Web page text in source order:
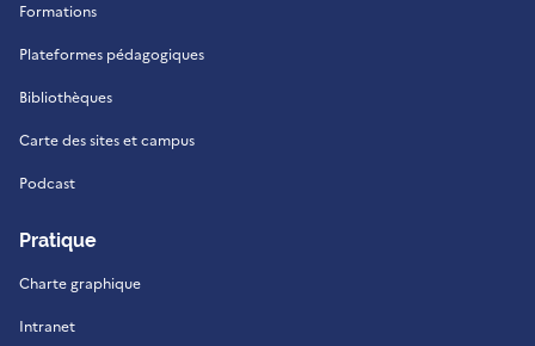
Formations
Plateformes pédagogiques
Bibliothèques
Carte des sites et campus
Podcast
Pratique
Charte graphique
Intranet